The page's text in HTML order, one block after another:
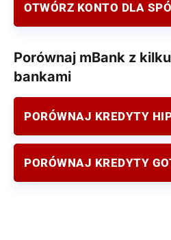
OTWÓRZ KONTO DLA
Porównaj mBank z
bankami
PORÓWNAJ KREDYTY
PORÓWNAJ KREDYTY